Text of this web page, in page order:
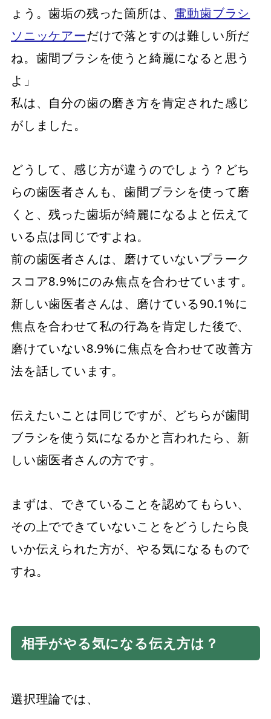
ょう。歯垢の残った箇所は、 電動歯ブラシ
ソニッケアーだけで落とすのは難しい所だ
ね。歯間ブラシを使うと綺麗になると思う
よ」
私は、自分の歯の磨き方を肯定された感じ
がしました。
どうして、感じ方が違うのでしょう？どち
らの歯医者さんも、歯間ブラシを使って磨
くと、残った歯垢が綺麗になるよと伝えて
いる点は同じですよね。
前の歯医者さんは、磨けていないプラーク
スコア8.9%にのみ焦点を合わせています。
新しい歯医者さんは、磨けている90.1%に
焦点を合わせて私の行為を肯定した後で、
磨けていない8.9%に焦点を合わせて改善方
法を話しています。
伝えたいことは同じですが、どちらが歯間
ブラシを使う気になるかと言われたら、新
しい歯医者さんの方です。
まずは、できていることを認めてもらい、
その上でできていないことをどうしたら良
いか伝えられた方が、やる気になるもので
すね。
相手がやる気になる伝え方は？
選択理論では、